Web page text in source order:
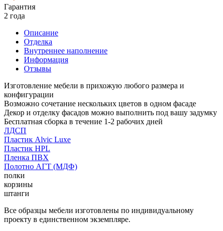
Гарантия
2 года
Описание
Отделка
Внутреннее наполнение
Информация
Отзывы
Изготовление мебели в прихожую любого размера и
конфигурации
Возможно сочетание нескольких цветов в одном фасаде
Декор и отделку фасадов можно выполнить под вашу задумку
Бесплатная сборка в течение 1-2 рабочих дней
ЛДСП
Пластик Alvic Luxe
Пластик HPL
Пленка ПВХ
Полотно АГТ (МДФ)
полки
корзины
штанги
Все образцы мебели изготовлены по индивидуальному
проекту в единственном экземпляре.